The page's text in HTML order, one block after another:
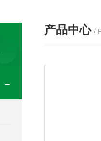
产品中心 /